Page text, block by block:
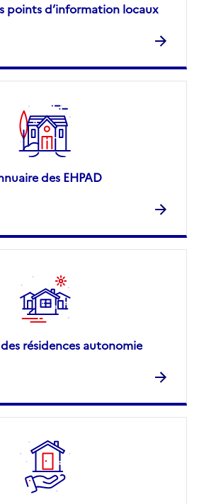
points d’information locaux
des EHPAD
résidences autonomie